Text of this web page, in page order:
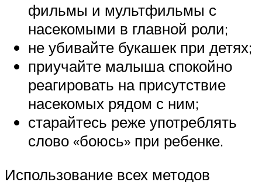
фильмы и мультфильмы с
насекомыми в главной роли;
не убивайте букашек при детях;
приучайте малыша спокойно
реагировать на присутствие
насекомых рядом с ним;
старайтесь реже употреблять
слово «боюсь» при ребенке.
Использование всех методов